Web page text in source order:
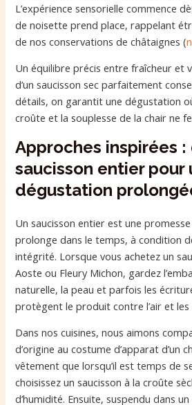
L’expérience sensorielle commence
de noisette prend place, rappelant
de nos conservations de châtaignes (
Un équilibre précis entre fraîcheur et
d’un saucisson sec parfaitement
détails, on garantit une dégustation
croûte et la souplesse de la chair ne
Approches inspirées :
saucisson entier pour
dégustation
Un saucisson entier est une
prolonge dans le temps, à condition
intégrité. Lorsque vous achetez un
Aoste ou Fleury Michon, gardez
naturelle, la peau et parfois les
protègent le produit contre l’air et les
Dans nos cuisines, nous aimons
d’origine au costume d’apparat d’un
vêtement que lorsqu’il est temps de
choisissez un saucisson à la croûte
d’humidité. Ensuite, suspendu dans